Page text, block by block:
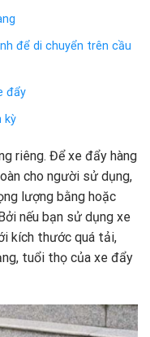
để di chuyển trên cầu
đẩy
kỳ
riêng. Để xe đẩy hàng
cho người sử dụng,
lượng bằng hoặc
nếu bạn sử dụng xe
kích thước quá tải,
tuổi thọ của xe đẩy